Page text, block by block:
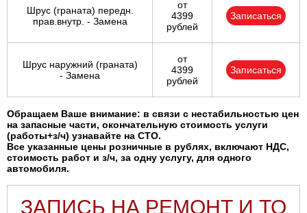
Шрус (граната) передн.
прав.внутр. - Замена
от
4399
рублей
Записаться
Шрус наружний (граната)
- Замена
от
4399
рублей
Записаться
Обращаем Ваше внимание: в связи с нестабильностью цен
на запасные части, окончательную стоимость услуги
(работы+з/ч) узнавайте на СТО.
Все указанные цены розничные в рублях, включают НДС,
стоимость работ и з/ч, за одну услугу, для одного
автомобиля.
ЗАПИСЬ НА РЕМОНТ И ТО